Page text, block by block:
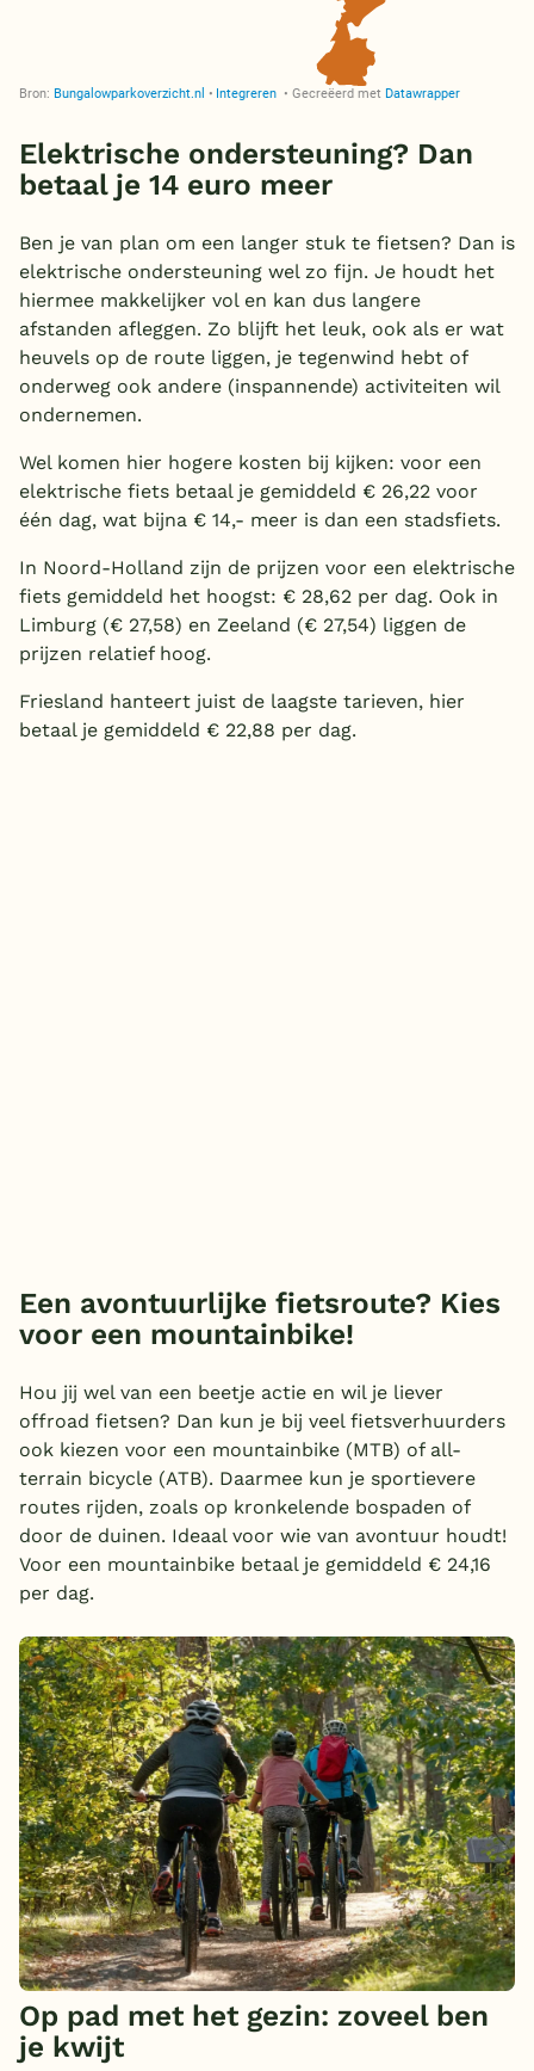
Elektrische ondersteuning? Dan
betaal je 14 euro meer
Ben je van plan om een langer stuk te fietsen? Dan is
elektrische ondersteuning wel zo fijn. Je houdt het
hiermee makkelijker vol en kan dus langere
afstanden afleggen. Zo blijft het leuk, ook als er wat
heuvels op de route liggen, je tegenwind hebt of
onderweg ook andere (inspannende) activiteiten wil
ondernemen.
Wel komen hier hogere kosten bij kijken: voor een
elektrische fiets betaal je gemiddeld € 26,22 voor
één dag, wat bijna € 14,- meer is dan een stadsfiets.
In Noord-Holland zijn de prijzen voor een elektrische
fiets gemiddeld het hoogst: € 28,62 per dag. Ook in
Limburg (€ 27,58) en Zeeland (€ 27,54) liggen de
prijzen relatief hoog.
Friesland hanteert juist de laagste tarieven, hier
betaal je gemiddeld € 22,88 per dag.
Een avontuurlijke fietsroute? Kies
voor een mountainbike!
Hou jij wel van een beetje actie en wil je liever
offroad fietsen? Dan kun je bij veel fietsverhuurders
ook kiezen voor een mountainbike (MTB) of all-
terrain bicycle (ATB). Daarmee kun je sportievere
routes rijden, zoals op kronkelende bospaden of
door de duinen. Ideaal voor wie van avontuur houdt!
Voor een mountainbike betaal je gemiddeld € 24,16
per dag.
Op pad met het gezin: zoveel ben
je kwijt